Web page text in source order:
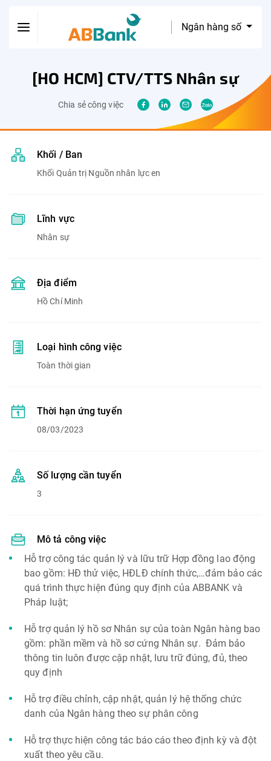
Ngân hàng số
[HO HCM] CTV/TTS Nhân sự
Chia sẻ công việc
Khối / Ban
Khối Quản trị Nguồn nhân lực en
Lĩnh vực
Nhân sự
Địa điểm
Hồ Chí Minh
Loại hình công việc
Toàn thời gian
Thời hạn ứng tuyển
08/03/2023
Số lượng cần tuyển
3
Mô tả công việc
Hỗ trợ công tác quản lý và lữu trữ Hợp đồng lao động
bao gồm: HĐ thử việc, HĐLĐ chính thức,…đảm bảo các
quá trình thực hiện đúng quy định của ABBANK và
Pháp luật;
Hỗ trợ quản lý hồ sơ Nhân sự của toàn Ngân hàng bao
gồm: phần mềm và hồ sơ cứng Nhân sự. Đảm bảo
thông tin luôn được cập nhật, lưu trữ đúng, đủ, theo
quy định
Hỗ trợ điều chỉnh, cập nhật, quản lý hệ thống chức
danh của Ngân hàng theo sự phân công
Hỗ trợ thực hiện công tác báo cáo theo định kỳ và đột
xuất theo yêu cầu.